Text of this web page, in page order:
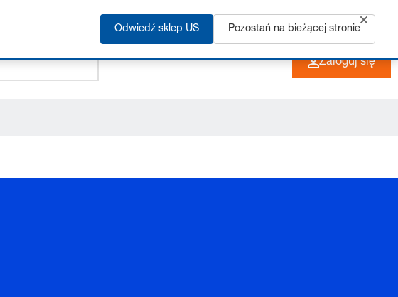
+48 33 480 22 10 PL
Zaloguj się
Odwiedź sklep US Pozostań na bieżącej stronie